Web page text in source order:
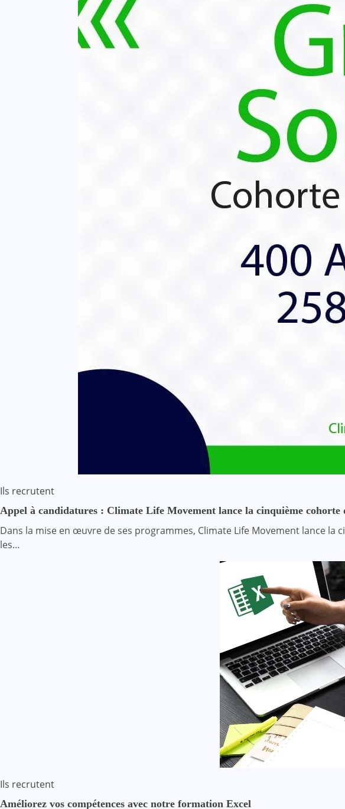
Ils recrutent
️Appel à candidatures : Climate Life Movement lance la cinquième cohorte
Dans la mise en œuvre de ses programmes, Climate Life Movement lance
les…
Ils recrutent
Améliorez vos compétences avec notre formation Excel